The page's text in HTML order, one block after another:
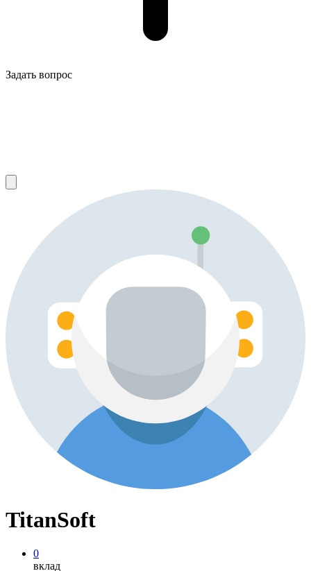
Задать вопрос
TitanSoft
0
вклад